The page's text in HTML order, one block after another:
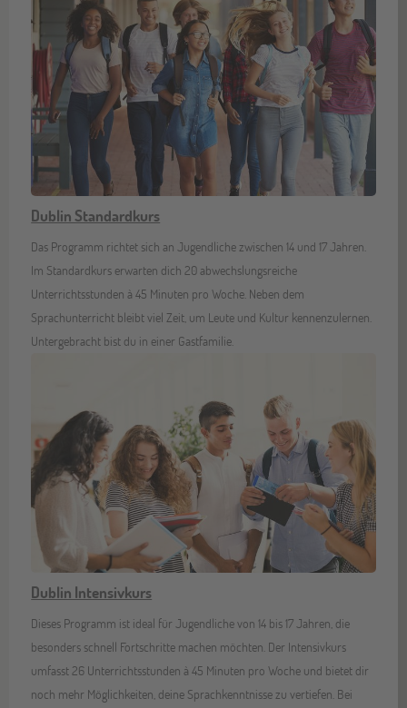
Dublin Standardkurs
Das Programm richtet sich an Jugendliche zwischen 14 und 17 Jahren.
Im Standardkurs erwarten dich 20 abwechslungsreiche
Unterrichtsstunden à 45 Minuten pro Woche. Neben dem
Sprachunterricht bleibt viel Zeit, um Leute und Kultur kennenzulernen.
Untergebracht bist du in einer Gastfamilie.
Dublin Intensivkurs
Dieses Programm ist ideal für Jugendliche von 14 bis 17 Jahren, die
besonders schnell Fortschritte machen möchten. Der Intensivkurs
umfasst 26 Unterrichtsstunden à 45 Minuten pro Woche und bietet dir
noch mehr Möglichkeiten, deine Sprachkenntnisse zu vertiefen. Bei